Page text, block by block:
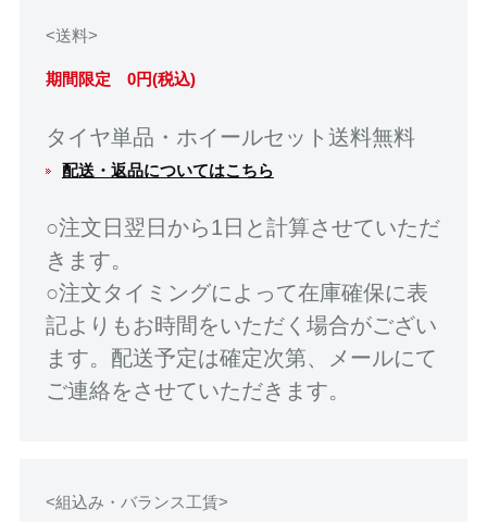
<送料>
期間限定 0円(税込)
タイヤ単品・ホイールセット送料無料
配送・返品についてはこちら
○注文日翌日から1日と計算させていただ
きます。
○注文タイミングによって在庫確保に表
記よりもお時間をいただく場合がござい
ます。配送予定は確定次第、メールにて
ご連絡をさせていただきます。
<組込み・バランス工賃>